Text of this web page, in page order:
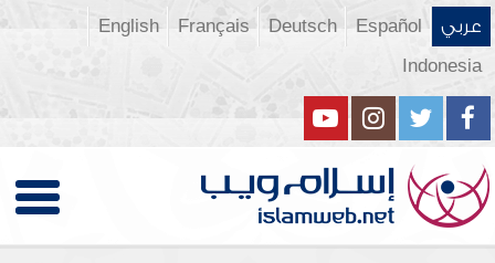
عربي Español
Deutsch
Français
English
Indonesia